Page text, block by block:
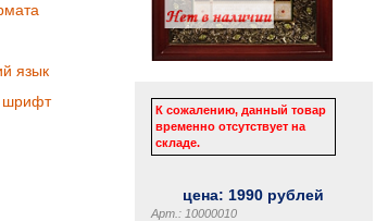
язык
шрифт
К сожалению, данный товар
временно отсутствует на
складе.
цена: 1990 рублей
Арт.: 10000010